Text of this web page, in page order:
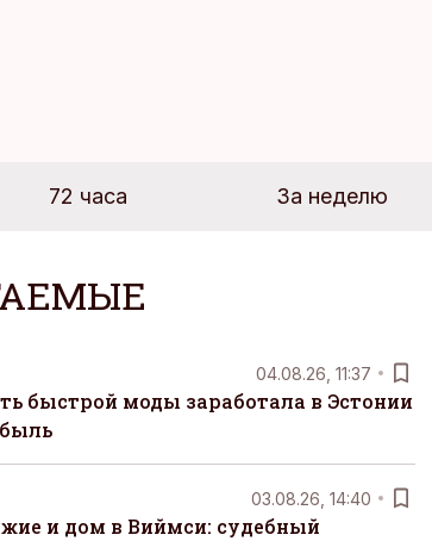
72 часа За неделю
04.08.26, 11:37
быстрой моды заработала в Эстонии
03.08.26, 14:40
и дом в Виймси: судебный